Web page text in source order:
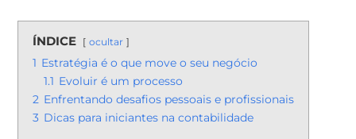
ÍNDICE ocultar
1 Estratégia é o que move o seu negócio
1.1 Evoluir é um processo
2 Enfrentando desafios pessoais e profissionais
3 Dicas para iniciantes na contabilidade